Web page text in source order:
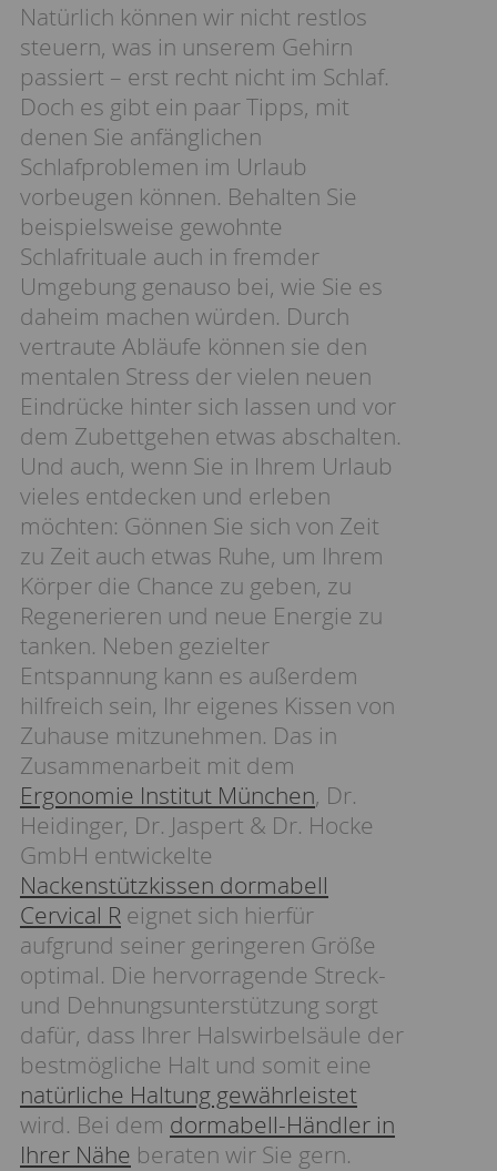
Natürlich können wir nicht restlos
steuern, was in unserem Gehirn
passiert – erst recht nicht im Schlaf.
Doch es gibt ein paar Tipps, mit
denen Sie anfänglichen
Schlafproblemen im Urlaub
vorbeugen können. Behalten Sie
beispielsweise gewohnte
Schlafrituale auch in fremder
Umgebung genauso bei, wie Sie es
daheim machen würden. Durch
vertraute Abläufe können sie den
mentalen Stress der vielen neuen
Eindrücke hinter sich lassen und vor
dem Zubettgehen etwas abschalten.
Und auch, wenn Sie in Ihrem Urlaub
vieles entdecken und erleben
möchten: Gönnen Sie sich von Zeit
zu Zeit auch etwas Ruhe, um Ihrem
Körper die Chance zu geben, zu
Regenerieren und neue Energie zu
tanken. Neben gezielter
Entspannung kann es außerdem
hilfreich sein, Ihr eigenes Kissen von
Zuhause mitzunehmen. Das in
Zusammenarbeit mit dem
Ergonomie Institut München, Dr.
Heidinger, Dr. Jaspert & Dr. Hocke
GmbH entwickelte
Nackenstützkissen dormabell
Cervical R eignet sich hierfür
aufgrund seiner geringeren Größe
optimal. Die hervorragende Streck-
und Dehnungsunterstützung sorgt
dafür, dass Ihrer Halswirbelsäule der
bestmögliche Halt und somit eine
natürliche Haltung gewährleistet
wird. Bei dem dormabell-Händler in
Ihrer Nähe beraten wir Sie gern.